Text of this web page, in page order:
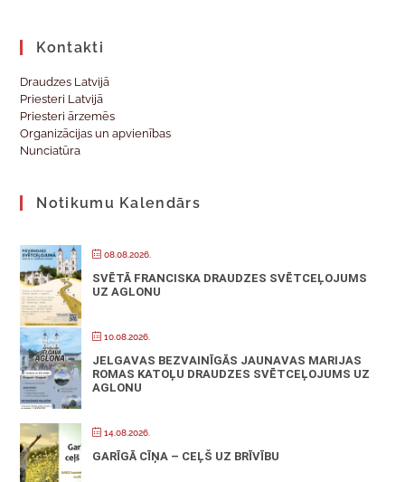
Kontakti
Draudzes Latvijā
Priesteri Latvijā
Priesteri ārzemēs
Organizācijas un apvienības
Nunciatūra
Notikumu Kalendārs
08.08.2026.
SVĒTĀ FRANCISKA DRAUDZES SVĒTCEĻOJUMS
UZ AGLONU
10.08.2026.
JELGAVAS BEZVAINĪGĀS JAUNAVAS MARIJAS
ROMAS KATOĻU DRAUDZES SVĒTCEĻOJUMS UZ
AGLONU
14.08.2026.
GARĪGĀ CĪŅA – CEĻŠ UZ BRĪVĪBU